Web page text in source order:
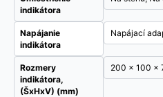
indikátora
Napájanie
indikátora
Napájací
Rozmery
indikátora,
(ŠxHxV) (mm)
200 x 100 x